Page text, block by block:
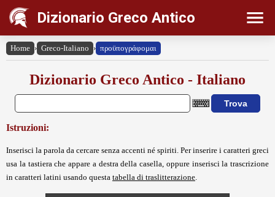
Dizionario Greco Antico
Home › Greco-Italiano › προϋπογράφομαι
Dizionario Greco Antico - Italiano
Istruzioni:
Inserisci la parola da cercare senza accenti né spiriti. Per inserire i caratteri greci
usa la tastiera che appare a destra della casella, oppure inserisci la trascrizione
in caratteri latini usando questa tabella di traslitterazione